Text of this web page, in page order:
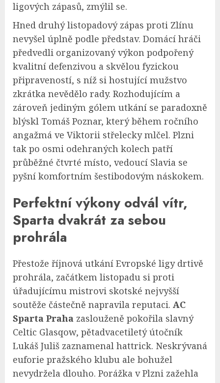
ligových zápasů, zmýlil se.
Hned druhý listopadový zápas proti Zlínu
nevyšel úplně podle představ. Domácí hráči
předvedli organizovaný výkon podpořený
kvalitní defenzivou a skvělou fyzickou
připraveností, s níž si hostující mužstvo
zkrátka nevědělo rady. Rozhodujícím a
zároveň jediným gólem utkání se paradoxně
blýskl Tomáš Poznar, který během ročního
angažmá ve Viktorii střelecky mlčel. Plzni
tak po osmi odehraných kolech patří
průběžné čtvrté místo, vedoucí Slavia se
pyšní komfortním šestibodovým náskokem.
Perfektní výkony odvál vítr,
Sparta dvakrát za sebou
prohrála
Přestože říjnová utkání Evropské ligy drtivě
prohrála, začátkem listopadu si proti
úřadujícímu mistrovi skotské nejvyšší
soutěže částečně napravila reputaci. AC
Sparta Praha zaslouženě pokořila slavný
Celtic Glasqow, pětadvacetiletý útočník
Lukáš Juliš zaznamenal hattrick. Neskrývaná
euforie pražského klubu ale bohužel
nevydržela dlouho. Porážka v Plzni zažehla